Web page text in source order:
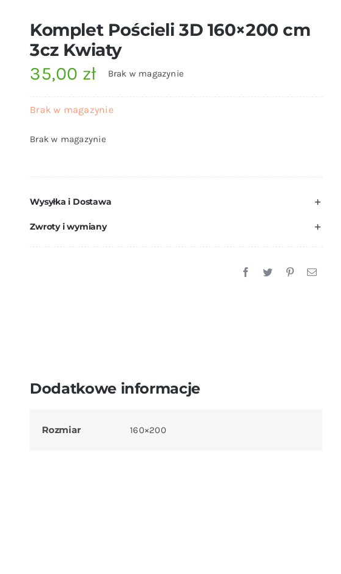
Komplet Pościeli 3D 160×200 cm
3cz Kwiaty
35,00 zł Brak w magazynie
Brak w magazynie
Brak w magazynie
Wysyłka i Dostawa
Zwroty i wymiany
Dodatkowe informacje
Rozmiar 160×200